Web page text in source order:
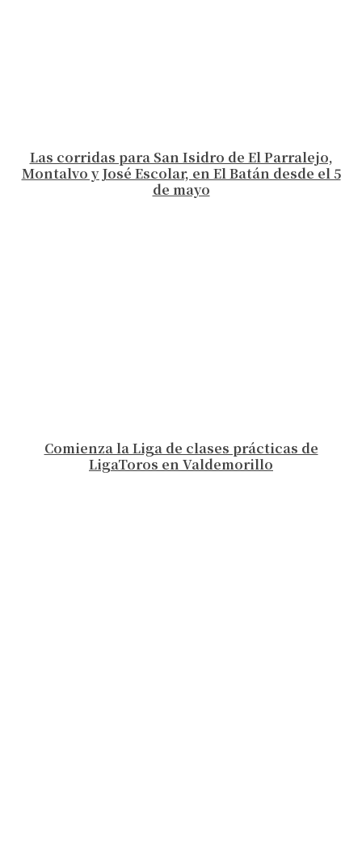
Las corridas para San Isidro de El Parralejo,
Montalvo y José Escolar, en El Batán desde el 5
de mayo
Comienza la Liga de clases prácticas de
LigaToros en Valdemorillo